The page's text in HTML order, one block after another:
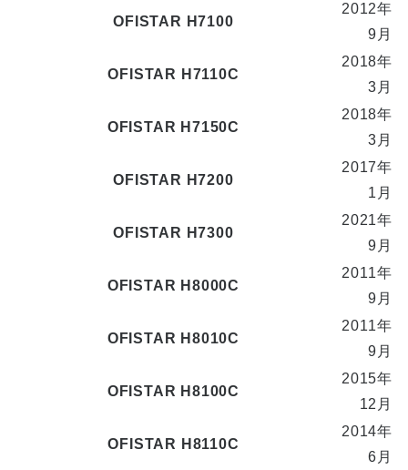
OFISTAR H7100
2012年
9月
OFISTAR H7110C
2018年
3月
OFISTAR H7150C
2018年
3月
OFISTAR H7200
2017年
1月
OFISTAR H7300
2021年
9月
OFISTAR H8000C
2011年
9月
OFISTAR H8010C
2011年
9月
OFISTAR H8100C
2015年
12月
OFISTAR H8110C
2014年
6月